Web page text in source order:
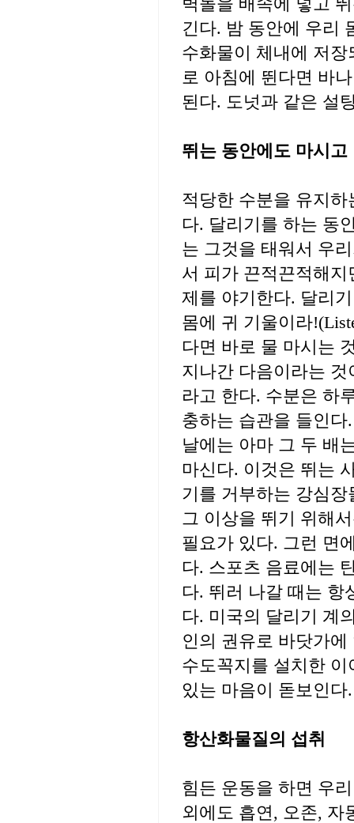
긴다. 밤 동안에 우리
수화물이 체내에 저
로 아침에 뛴다면 바
된다. 도넛과 같은 설
뛰는 동안에도 마시고
적당한 수분을 유지
다. 달리기를 하는 동
는 그것을 태워서 우
서 피가 끈적끈적해
제를 야기한다. 달리
몸에 귀 기울이라
다면 바로 물 마시는
지나간 다음이라는
라고 한다. 수분은 하
충하는 습관을 들인
날에는 아마 그 두 배
마신다. 이것은 뛰는
기를 거부하는 강심
그 이상을 뛰기 위해
필요가 있다. 그런 면
다. 스포츠 음료에는
다. 뛰러 나갈 때는 항
다. 미국의 달리기 계
인의 권유로 바닷가
수도꼭지를 설치한
있는 마음이 돋보인다.
항산화물질의 섭취
힘든 운동을 하면 우
외에도 흡연, 오존, 자